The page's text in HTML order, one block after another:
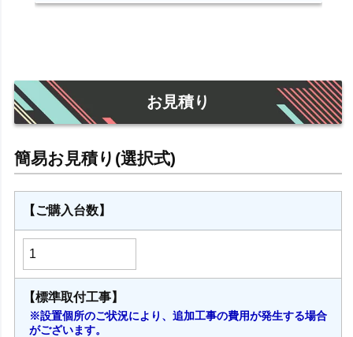
お見積り
【ご購入台数】
【標準取付工事】
※設置個所のご状況により、追加工事の費用が発生する場合
がございます。